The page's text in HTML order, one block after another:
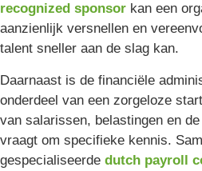
recognized sponsor kan een
aanzienlijk versnellen en
talent sneller aan de slag kan.
Daarnaast is de financiële
onderdeel van een zorgeloze
van salarissen, belastingen en
vraagt om specifieke kennis.
gespecialiseerde dutch payroll